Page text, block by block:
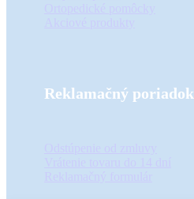
Reklamačný poriadok